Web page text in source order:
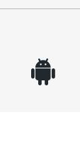
android